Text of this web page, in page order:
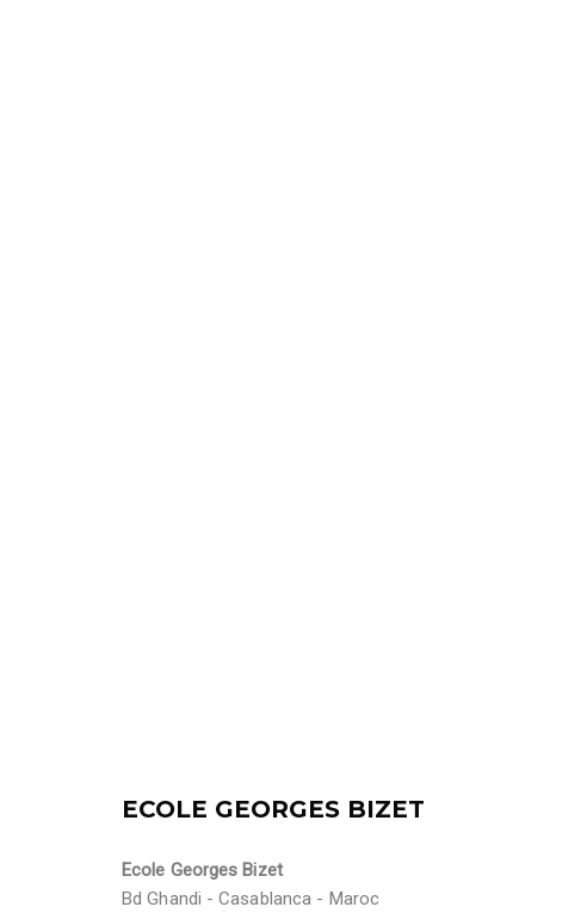
ECOLE GEORGES BIZET
Ecole Georges Bizet
Bd Ghandi - Casablanca - Maroc